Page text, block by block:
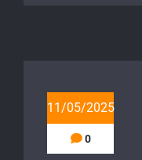
11/05/2025
0